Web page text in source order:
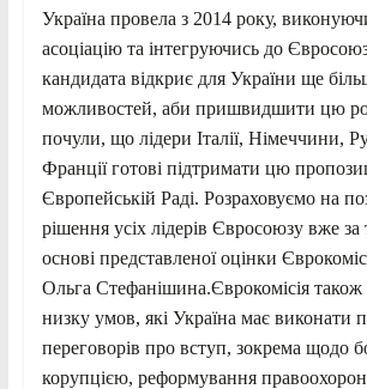
Україна провела з 2014 року,
асоціацію та інтегруючись до
кандидата відкриє для України ще
можливостей, аби пришвидшити цю
почули, що лідери Італії, Німеччини,
Франції готові підтримати цю
Європейській Раді. Розраховуємо на
рішення усіх лідерів Євросоюзу вже
основі представленої оцінки
Ольга Стефанішина.Єврокомісія також
низку умов, які Україна має виконати
переговорів про вступ, зокрема щодо
корупцією, реформування